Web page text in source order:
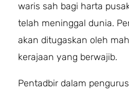
waris sah bagi harta
telah meninggal dunia.
akan ditugaskan oleh
kerajaan yang berwajib.
Pentadbir dalam